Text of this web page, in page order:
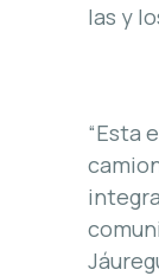
las y
“Esta